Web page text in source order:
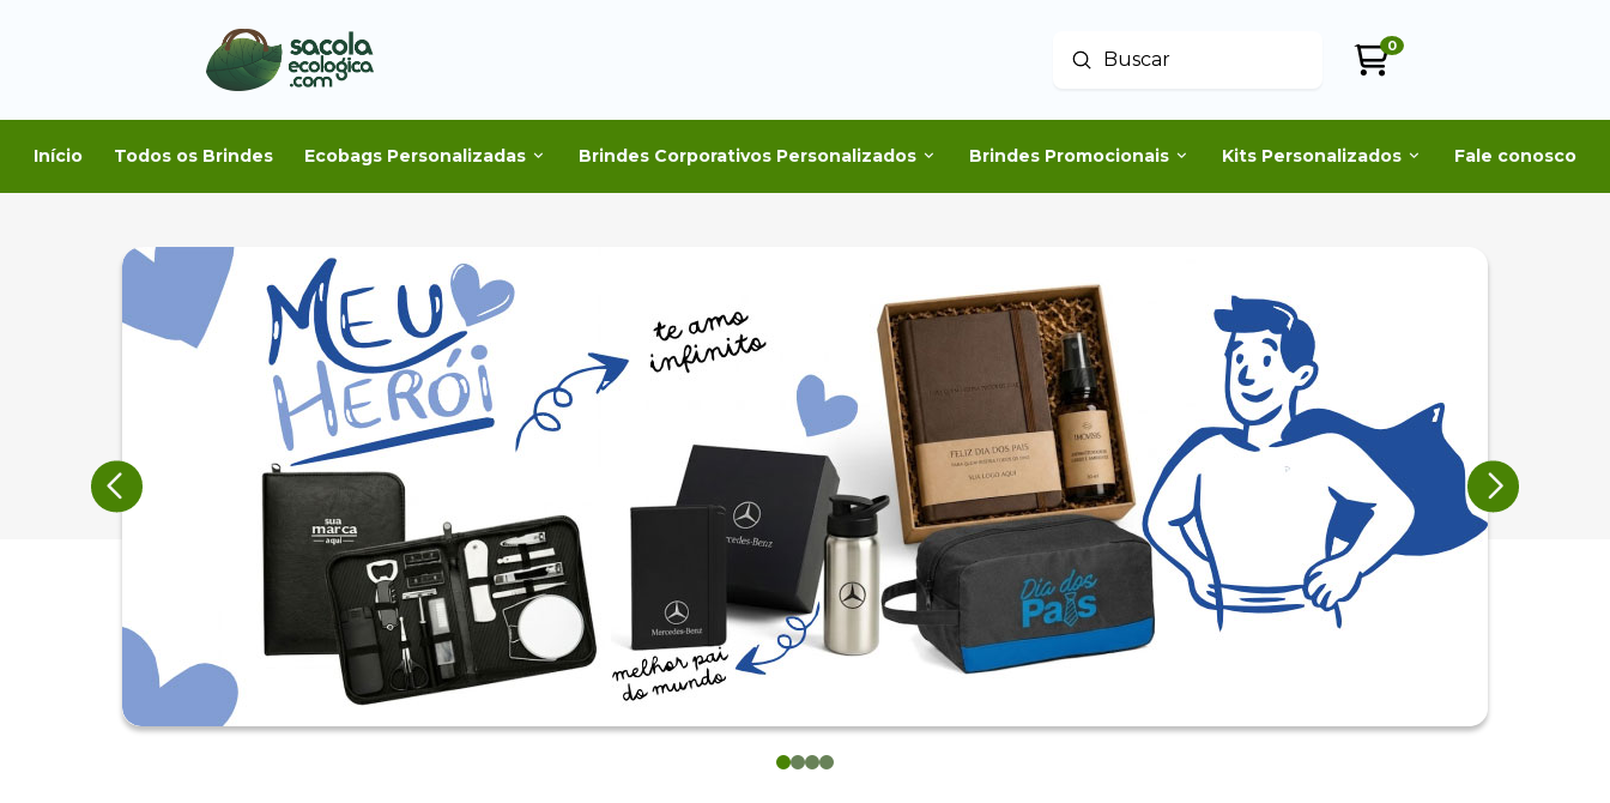
Buscar
Enviar
0
Início Todos os Brindes Ecobags Personalizadas Brindes Corporativos Personalizados Brindes Promocionais Kits Personalizados Fale conosco
01 23